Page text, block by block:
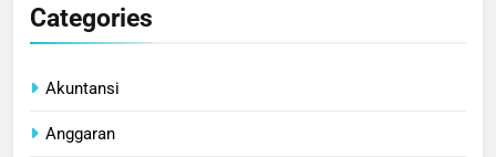
Categories
Akuntansi
Anggaran